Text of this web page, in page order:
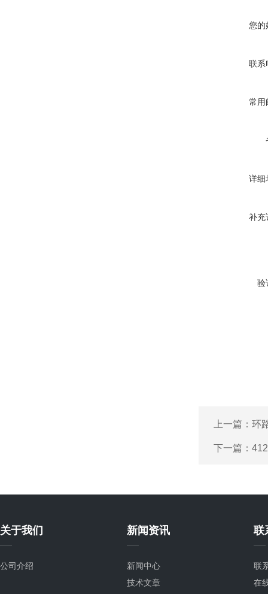
您的
联系
常用
详细
补充
验
上一篇： 环
下一篇：
关于我们
公司介绍
新闻资讯
新闻中心
技术文章
联
联
在